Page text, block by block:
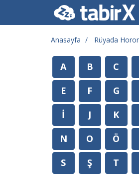
Anasayfa Rüyada
A B C
E
F G
İ
J K
N
O Ö
S
Ş T